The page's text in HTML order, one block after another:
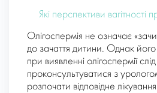
Які перспективи вагітності
Олігоспермія не означає
до зачаття дитини. Однак його
при виявленні олігоспермії
проконсультуватися з
розпочати відповідне